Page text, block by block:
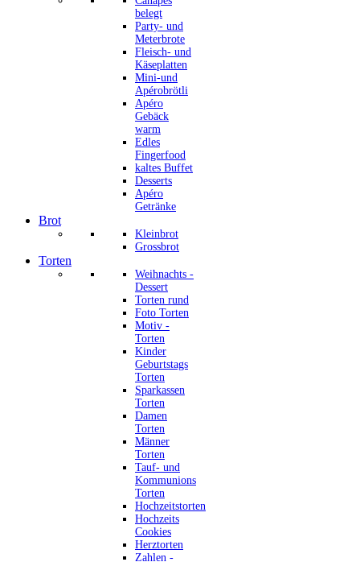
belegt
Party- und
Meterbrote
Fleisch- und
Käseplatten
Mini-und
Apérobrötli
Apéro
Gebäck
warm
Edles
Fingerfood
kaltes Buffet
Desserts
Apéro
Getränke
Brot
Kleinbrot
Grossbrot
Torten
Weihnachts -
Dessert
Torten rund
Foto Torten
Motiv -
Torten
Kinder
Geburtstags
Torten
Sparkassen
Torten
Damen
Torten
Männer
Torten
Tauf- und
Kommunions
Torten
Hochzeitstorten
Hochzeits
Cookies
Herztorten
Zahlen -